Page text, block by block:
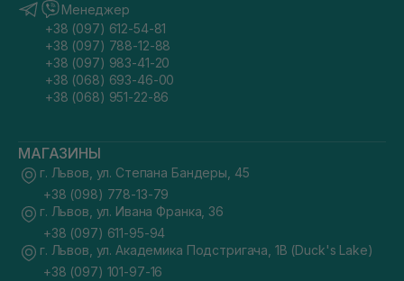
Менеджер
+38 (097) 612-54-81
+38 (097) 788-12-88
+38 (097) 983-41-20
+38 (068) 693-46-00
+38 (068) 951-22-86
МАГАЗИНЫ
г. Львов, ул. Степана Бандеры, 45
+38 (098) 778-13-79
г. Львов, ул. Ивана Франка, 36
+38 (097) 611-95-94
г. Львов, ул. Академика Подстригача, 1В (Duck's Lake)
+38 (097) 101-97-16